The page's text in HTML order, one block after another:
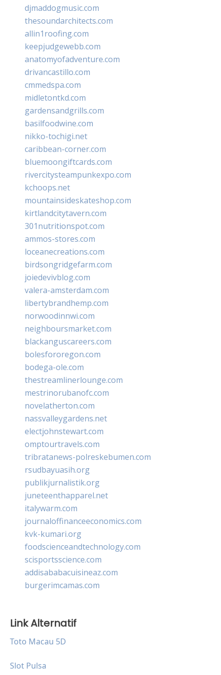
djmaddogmusic.com
thesoundarchitects.com
allin1roofing.com
keepjudgewebb.com
anatomyofadventure.com
drivancastillo.com
cmmedspa.com
midletontkd.com
gardensandgrills.com
basilfoodwine.com
nikko-tochigi.net
caribbean-corner.com
bluemoongiftcards.com
rivercitysteampunkexpo.com
kchoops.net
mountainsideskateshop.com
kirtlandcitytavern.com
301nutritionspot.com
ammos-stores.com
loceanecreations.com
birdsongridgefarm.com
joiedevivblog.com
valera-amsterdam.com
libertybrandhemp.com
norwoodinnwi.com
neighboursmarket.com
blackanguscareers.com
bolesfororegon.com
bodega-ole.com
thestreamlinerlounge.com
mestrinorubanofc.com
novelatherton.com
nassvalleygardens.net
electjohnstewart.com
omptourtravels.com
tribratanews-polreskebumen.com
rsudbayuasih.org
publikjurnalistik.org
juneteenthapparel.net
italywarm.com
journaloffinanceeconomics.com
kvk-kumari.org
foodscienceandtechnology.com
scisportsscience.com
addisababacuisineaz.com
burgerimcamas.com
Link Alternatif
Toto Macau 5D
Slot Pulsa